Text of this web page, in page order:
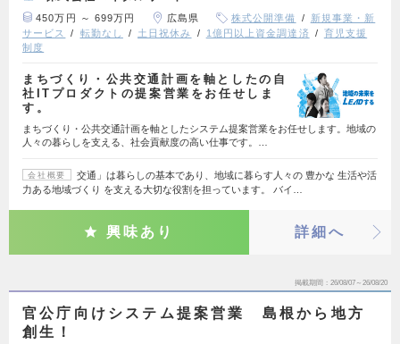
450万円 ～ 699万円 広島県 株式公開準備
新規事業・新
サービス
転勤なし 土日祝休み 1億円以上資金調達済
育児支援
制度
まちづくり・公共交通計画を軸としたの自
社ITプロダクトの提案営業をお任せしま
す。
まちづくり・公共交通計画を軸としたシステム提案営業をお任せします。地域の
人々の暮らしを支える、社会貢献度の高い仕事です。…
会社概要
交通」は暮らしの基本であり、地域に暮らす人々の 豊かな 生活や活
力ある地域づくり を支える大切な役割を担っています。 バイ…
興味あり 詳細へ
掲載期間 26/08/07～26/08/20
官公庁向けシステム提案営業 島根から地方
創生！